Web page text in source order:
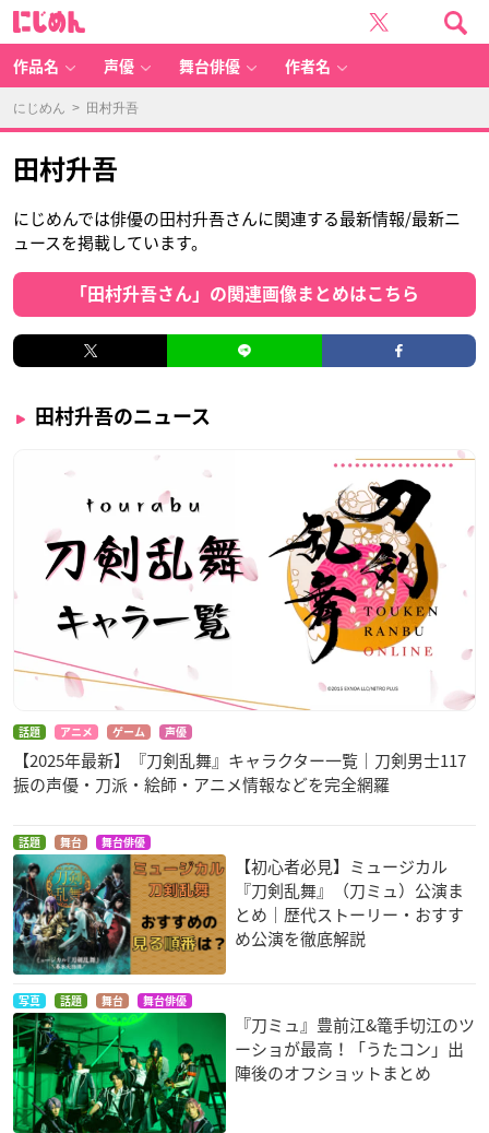
作品名 声優 舞台俳優 作者名
にじめん > 田村升吾
田村升吾
にじめんでは俳優の田村升吾さんに関連する最新情報/最新ニ
ュースを掲載しています。
「田村升吾さん」の関連画像まとめはこちら
田村升吾のニュース
話題 アニメ ゲーム 声優
【2025年最新】『刀剣乱舞』キャラクター一覧｜刀剣男士117
振の声優・刀派・絵師・アニメ情報などを完全網羅
話題 舞台 舞台俳優
【初心者必見】ミュージカル
『刀剣乱舞』（刀ミュ）公演ま
とめ｜歴代ストーリー・おすす
め公演を徹底解説
写真 話題 舞台 舞台俳優
『刀ミュ』豊前江&篭手切江のツ
ーショが最高！「うたコン」出
陣後のオフショットまとめ